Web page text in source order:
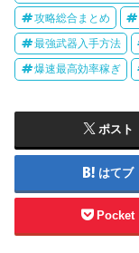
攻略総合まとめ
最強武器入手方法
爆速最高効率稼ぎ
ポスト
はてブ
Pocket